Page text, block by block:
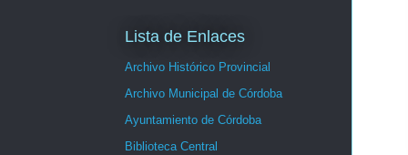
Lista de Enlaces
Archivo Histórico Provincial
Archivo Municipal de Córdoba
Ayuntamiento de Córdoba
Biblioteca Central